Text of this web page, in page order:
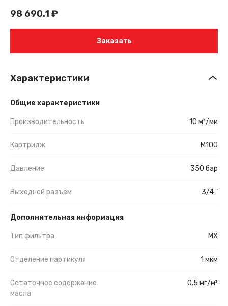
98 690.1 ₽
Заказать
Характеристики
Общие характеристики
Производительность 10 м³/ми
Картридж М100
Давление 350 бар
Выходной разъём 3/4 "
Дополнительная информация
Тип фильтра MX
Отделение партикуля 1 мкм
Остаточное содержание
масла
0.5 мг/м³